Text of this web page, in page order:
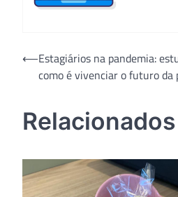
Navegação
⟵Estagiários na pandemia:
como é vivenciar o futuro da
Relacionados